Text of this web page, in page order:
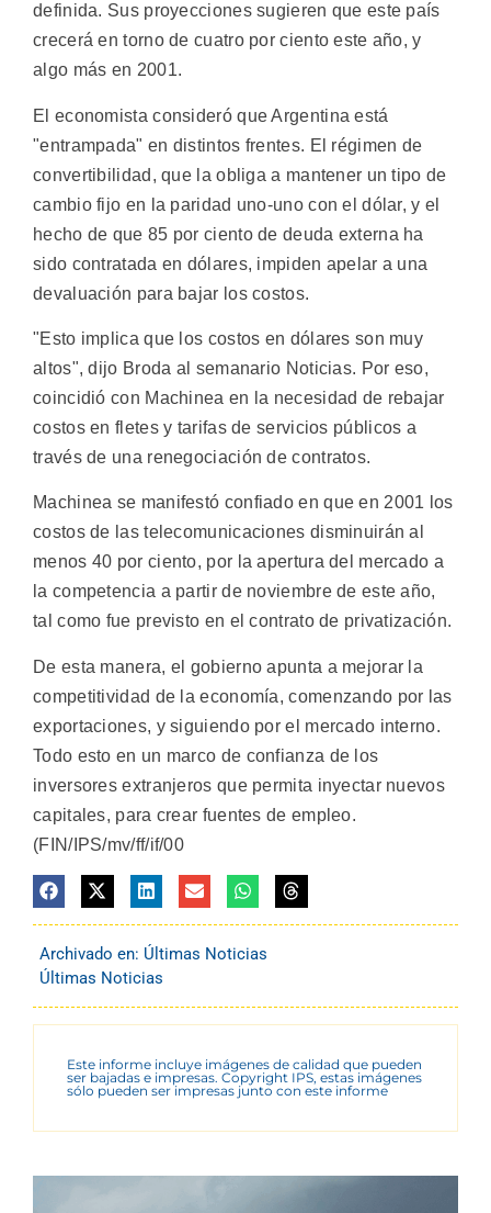
definida. Sus proyecciones sugieren que este país
crecerá en torno de cuatro por ciento este año, y
algo más en 2001.
El economista consideró que Argentina está
"entrampada" en distintos frentes. El régimen de
convertibilidad, que la obliga a mantener un tipo de
cambio fijo en la paridad uno-uno con el dólar, y el
hecho de que 85 por ciento de deuda externa ha
sido contratada en dólares, impiden apelar a una
devaluación para bajar los costos.
"Esto implica que los costos en dólares son muy
altos", dijo Broda al semanario Noticias. Por eso,
coincidió con Machinea en la necesidad de rebajar
costos en fletes y tarifas de servicios públicos a
través de una renegociación de contratos.
Machinea se manifestó confiado en que en 2001 los
costos de las telecomunicaciones disminuirán al
menos 40 por ciento, por la apertura del mercado a
la competencia a partir de noviembre de este año,
tal como fue previsto en el contrato de privatización.
De esta manera, el gobierno apunta a mejorar la
competitividad de la economía, comenzando por las
exportaciones, y siguiendo por el mercado interno.
Todo esto en un marco de confianza de los
inversores extranjeros que permita inyectar nuevos
capitales, para crear fuentes de empleo.
(FIN/IPS/mv/ff/if/00
Archivado en: Últimas Noticias
Últimas Noticias
Este informe incluye imágenes de calidad que pueden
ser bajadas e impresas. Copyright IPS, estas imágenes
sólo pueden ser impresas junto con este informe